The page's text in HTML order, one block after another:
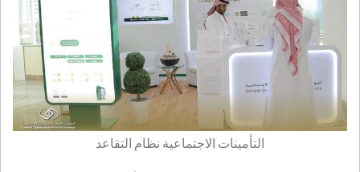
التأمينات الاجتماعية نظام التقاعد